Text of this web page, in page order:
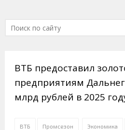
ВТБ предоставил
предприятиям
млрд рублей в 2025
ВТБ Промсезон Экономика